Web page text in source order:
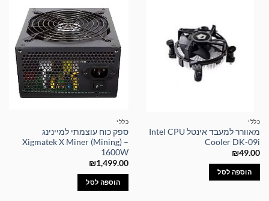
כללי
מאוורר למעבד אינטל Intel CPU
Cooler DK-09i
₪49.00
הוספה לסל
כללי
ספק כוח עוצמתי למיינינג
Xigmatek X Miner (Mining) –
1600W
₪1,499.00
הוספה לסל